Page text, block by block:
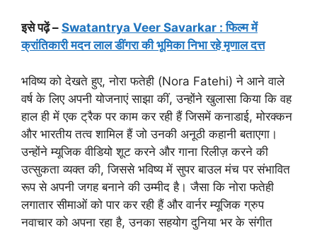
इसे पढ़ें – Swatantrya Veer Savarkar : फिल्म में
क्रांतिकारी मदन लाल डींगरा की भूमिका निभा रहे मृणाल दत्त
भविष्य को देखते हुए, नोरा फतेही (Nora Fatehi) ने आने वाले
वर्ष के लिए अपनी योजनाएं साझा कीं, उन्होंने खुलासा किया कि वह
हाल ही में एक ट्रैक पर काम कर रही हैं जिसमें कनाडाई, मोरक्कन
और भारतीय तत्व शामिल हैं जो उनकी अनूठी कहानी बताएगा।
उन्होंने म्यूजिक वीडियो शूट करने और गाना रिलीज़ करने की
उत्सुकता व्यक्त की, जिससे भविष्य में सुपर बाउल मंच पर संभावित
रूप से अपनी जगह बनाने की उम्मीद है। जैसा कि नोरा फतेही
लगातार सीमाओं को पार कर रही हैं और वार्नर म्यूजिक ग्रुप
नवाचार को अपना रहा है, उनका सहयोग दुनिया भर के संगीत